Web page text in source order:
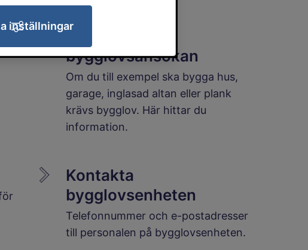
Bygglov och
bygglovsansökan
Om du till exempel ska bygga hus,
garage, inglasad altan eller plank
krävs bygglov. Här hittar du
information.
Kontakta
bygglovsenheten
Telefonnummer och e-postadresser
till personalen på bygglovsenheten.
inställningar